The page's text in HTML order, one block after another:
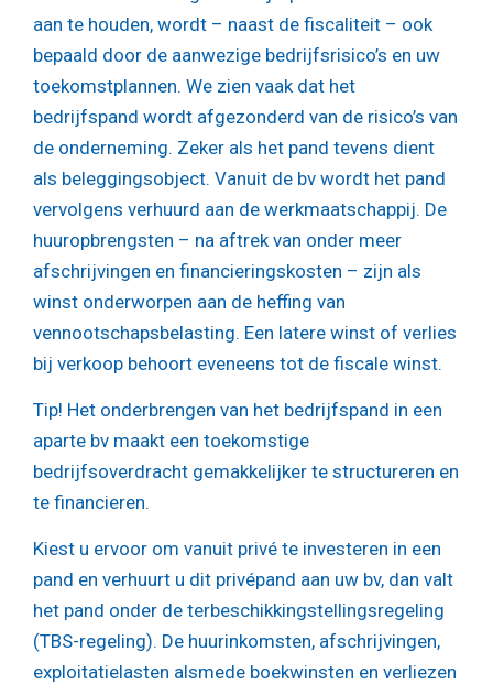
aan te houden, wordt – naast de fiscaliteit – ook
bepaald door de aanwezige bedrijfsrisico’s en uw
toekomstplannen. We zien vaak dat het
bedrijfspand wordt afgezonderd van de risico’s van
de onderneming. Zeker als het pand tevens dient
als beleggingsobject. Vanuit de bv wordt het pand
vervolgens verhuurd aan de werkmaatschappij. De
huuropbrengsten – na aftrek van onder meer
afschrijvingen en financieringskosten – zijn als
winst onderworpen aan de heffing van
vennootschapsbelasting. Een latere winst of verlies
bij verkoop behoort eveneens tot de fiscale winst.
Tip! Het onderbrengen van het bedrijfspand in een
aparte bv maakt een toekomstige
bedrijfsoverdracht gemakkelijker te structureren en
te financieren.
Kiest u ervoor om vanuit privé te investeren in een
pand en verhuurt u dit privépand aan uw bv, dan valt
het pand onder de terbeschikkingstellingsregeling
(TBS-regeling). De huurinkomsten, afschrijvingen,
exploitatielasten alsmede boekwinsten en verliezen